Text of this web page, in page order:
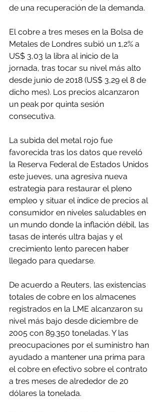
de una recuperación de la demanda.
El cobre a tres meses en la Bolsa de
Metales de Londres subió un 1,2% a
US$ 3,03 la libra al inicio de la
jornada, tras tocar su nivel más alto
desde junio de 2018 (US$ 3,29 el 8 de
dicho mes). Los precios alcanzaron
un peak por quinta sesión
consecutiva.
La subida del metal rojo fue
favorecida tras los datos que reveló
la Reserva Federal de Estados Unidos
este jueves, una agresiva nueva
estrategia para restaurar el pleno
empleo y situar el índice de precios al
consumidor en niveles saludables en
un mundo donde la inflación débil, las
tasas de interés ultra bajas y el
crecimiento lento parecen haber
llegado para quedarse.
De acuerdo a Reuters, las existencias
totales de cobre en los almacenes
registrados en la LME alcanzaron su
nivel más bajo desde diciembre de
2005 con 89.350 toneladas. Y las
preocupaciones por el suministro han
ayudado a mantener una prima para
el cobre en efectivo sobre el contrato
a tres meses de alrededor de 20
dólares la tonelada.